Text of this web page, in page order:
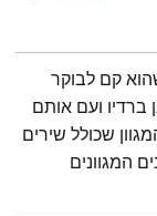
קם לבוקר
ועם אותם
שכולל שירים
המגוונים